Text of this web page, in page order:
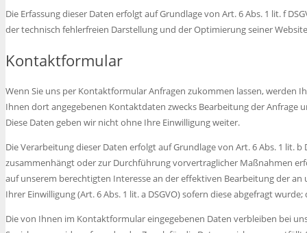
Die Erfassung dieser Daten erfolgt auf Grundlage von Art. 6 Abs. 1 lit. f
der technisch fehlerfreien Darstellung und der Optimierung seiner
Kontaktformular
Wenn Sie uns per Kontaktformular Anfragen zukommen lassen, werden
Ihnen dort angegebenen Kontaktdaten zwecks Bearbeitung der Anfrage
Diese Daten geben wir nicht ohne Ihre Einwilligung weiter.
Die Verarbeitung dieser Daten erfolgt auf Grundlage von Art. 6 Abs. 1 lit.
zusammenhängt oder zur Durchführung vorvertraglicher Maßnahmen
auf unserem berechtigten Interesse an der effektiven Bearbeitung der an
Ihrer Einwilligung (Art. 6 Abs. 1 lit. a DSGVO) sofern diese abgefragt
Die von Ihnen im Kontaktformular eingegebenen Daten verbleiben bei